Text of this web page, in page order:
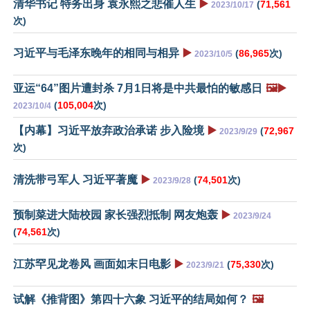
清华书记 特务出身 袁永熙之悲催人生 ▶️ 2023/10/17 (71,561
次)
习近平与毛泽东晚年的相同与相异 ▶️ 2023/10/5 (86,965次)
亚运“64”图片遭封杀 7月1日将是中共最怕的敏感日 🖼️▶️
2023/10/4 (105,004次)
【内幕】习近平放弃政治承诺 步入险境 ▶️ 2023/9/29 (72,967
次)
清洗带弓军人 习近平著魔 ▶️ 2023/9/28 (74,501次)
预制菜进大陆校园 家长强烈抵制 网友炮轰 ▶️ 2023/9/24
(74,561次)
江苏罕见龙卷风 画面如末日电影 ▶️ 2023/9/21 (75,330次)
试解《推背图》第四十六象 习近平的结局如何？ 🖼️